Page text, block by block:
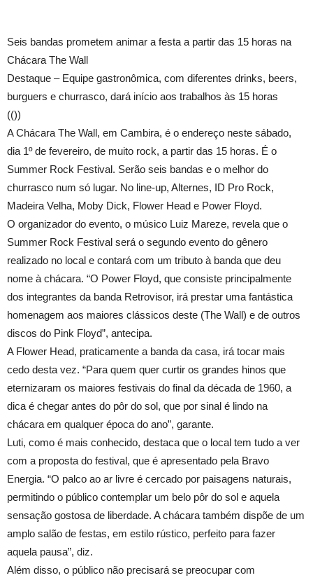
Seis bandas prometem animar a festa a partir das 15 horas na
Chácara The Wall
Destaque – Equipe gastronômica, com diferentes drinks, beers,
burguers e churrasco, dará início aos trabalhos às 15 horas
(())
A Chácara The Wall, em Cambira, é o endereço neste sábado,
dia 1º de fevereiro, de muito rock, a partir das 15 horas. É o
Summer Rock Festival. Serão seis bandas e o melhor do
churrasco num só lugar. No line-up, Alternes, ID Pro Rock,
Madeira Velha, Moby Dick, Flower Head e Power Floyd.
O organizador do evento, o músico Luiz Mareze, revela que o
Summer Rock Festival será o segundo evento do gênero
realizado no local e contará com um tributo à banda que deu
nome à chácara. “O Power Floyd, que consiste principalmente
dos integrantes da banda Retrovisor, irá prestar uma fantástica
homenagem aos maiores clássicos deste (The Wall) e de outros
discos do Pink Floyd”, antecipa.
A Flower Head, praticamente a banda da casa, irá tocar mais
cedo desta vez. “Para quem quer curtir os grandes hinos que
eternizaram os maiores festivais do final da década de 1960, a
dica é chegar antes do pôr do sol, que por sinal é lindo na
chácara em qualquer época do ano”, garante.
Luti, como é mais conhecido, destaca que o local tem tudo a ver
com a proposta do festival, que é apresentado pela Bravo
Energia. “O palco ao ar livre é cercado por paisagens naturais,
permitindo o público contemplar um belo pôr do sol e aquela
sensação gostosa de liberdade. A chácara também dispõe de um
amplo salão de festas, em estilo rústico, perfeito para fazer
aquela pausa”, diz.
Além disso, o público não precisará se preocupar com